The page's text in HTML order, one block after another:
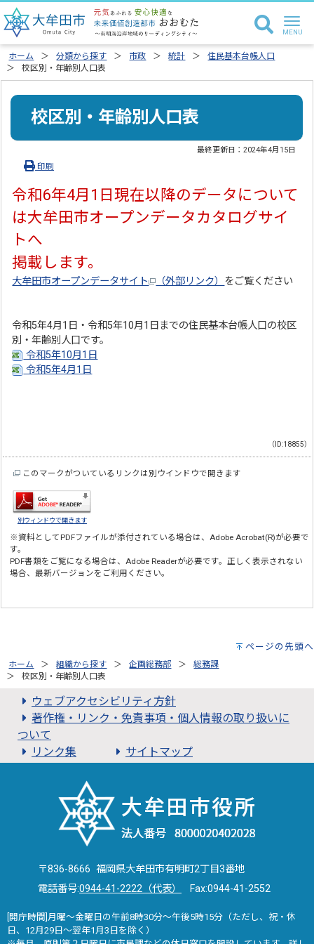
ホーム 分類から探す 市政 統計
住民基本台帳人口
校区別・年齢別人口表
校区別・年齢別人口表
最終更新日：2024年4月15日
印刷
令和6年4月1日現在以降のデータについて
は大牟田市オープンデータカタログサイ
トへ
掲載します。
大牟田市オープンデータサイト （外部リンク） をご覧ください
令和5年4月1日・令和5年10月1日までの住民基本台帳人口の校区
別・年齢別人口です。
令和5年10月1日
令和5年4月1日
（ID:18855）
このマークがついているリンクは別ウインドウで開きます
別ウィンドウで開きます
※資料としてPDFファイルが添付されている場合は、Adobe Acrobat(R)が必要で
す。
PDF書類をご覧になる場合は、Adobe Readerが必要です。正しく表示されない
場合、最新バージョンをご利用ください。
ページの先頭へ
ホーム 組織から探す 企画総務部
総務課
校区別・年齢別人口表
ウェブアクセシビリティ方針
著作権・リンク・免責事項・個人情報の取り扱いに
ついて
リンク集
サイトマップ
〒836-8666 福岡県大牟田市有明町2丁目3番地
電話番号:0944-41-2222（代表） Fax:0944-41-2552
[開庁時間]月曜～金曜日の午前8時30分～午後5時15分（ただし、祝・休
日、12月29日～翌年1月3日を除く）